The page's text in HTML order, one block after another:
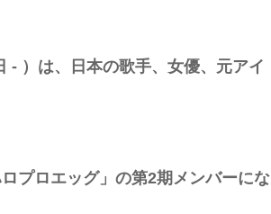
- ）は、日本の歌手、女優、元アイ
プロエッグ」の第2期メンバーにな